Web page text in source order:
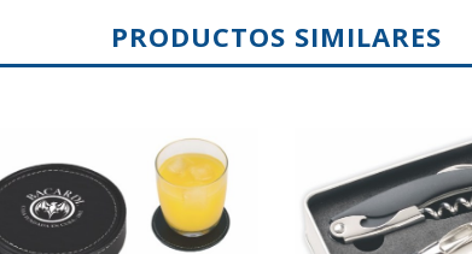
PRODUCTOS SIMILARES